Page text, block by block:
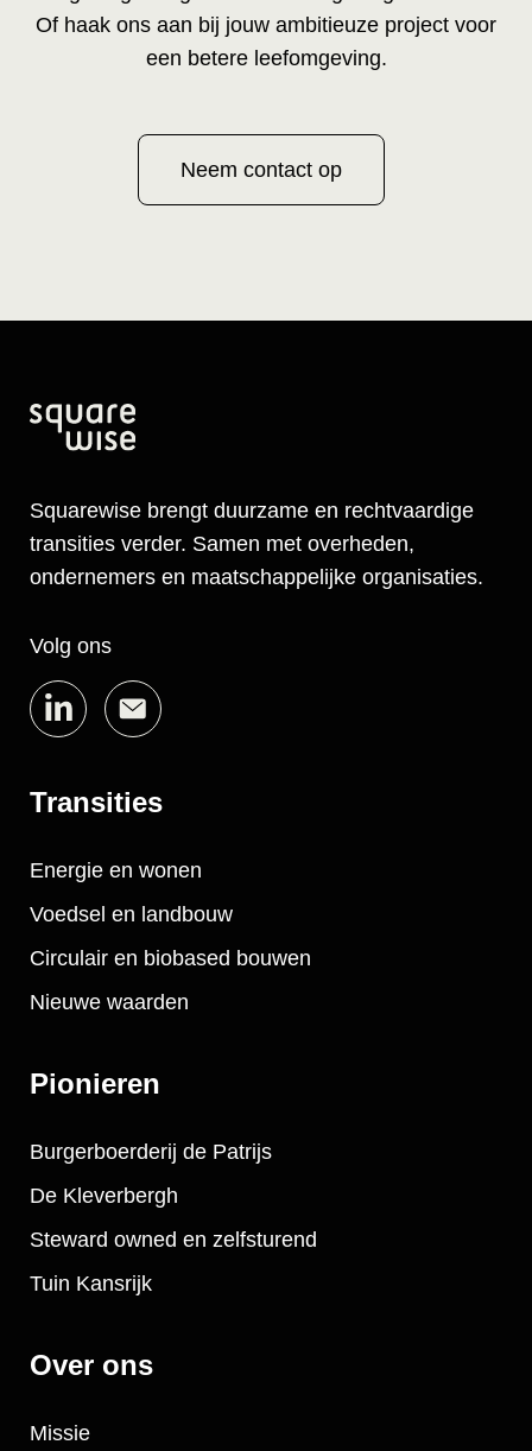
Of haak ons aan bij jouw ambitieuze project voor
een betere leefomgeving.
Neem contact op
Squarewise brengt duurzame en rechtvaardige
transities verder. Samen met overheden,
ondernemers en maatschappelijke organisaties.
Volg ons
Transities
Energie en wonen
Voedsel en landbouw
Circulair en biobased bouwen
Nieuwe waarden
Pionieren
Burgerboerderij de Patrijs
De Kleverbergh
Steward owned en zelfsturend
Tuin Kansrijk
Over ons
Missie